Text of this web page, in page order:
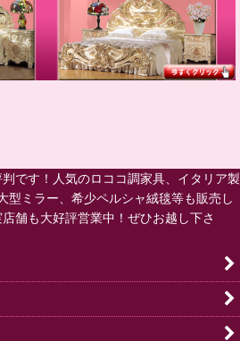
です！人気のロココ調家具、イタリア製
型ミラー、希少ペルシャ絨毯等も販売し
舗も大好評営業中！ぜひお越し下さ